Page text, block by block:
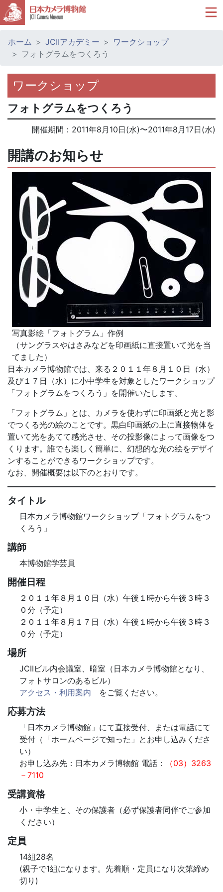
ホーム JCIIアカデミー
ワークショップ
フォトグラムをつくろう
ワークショップ
フォトグラムをつくろう
開催期間： 2011年8月10日(水)〜2011年8月17日(水)
開講のお知らせ
写真影絵「フォトグラム」作例
（サングラスやはさみなどを印画紙に直接置いて光を当
てました）
日本カメラ博物館では、来る２０１１年８月１０日（水）
及び１７日（水）に小中学生を対象としたワークショップ
「フォトグラムをつくろう」を開催いたします。
「フォトグラム」とは、カメラを使わずに印画紙と光と影
でつくる光の絵のことです。黒白印画紙の上に直接物体を
置いて光をあてて感光させ、その投影像によって画像をつ
くります。誰でも楽しく簡単に、幻想的な光の絵をデザイ
ンすることができるワークショップです。
なお、開催概要は以下のとおりです。
タイトル
日本カメラ博物館ワークショップ「フォトグラムをつ
くろう」
講師
本博物館学芸員
開催日程
２０１１年８月１０日（水）午後１時から午後３時３
０分（予定）
２０１１年８月１７日（水）午後１時から午後３時３
０分（予定）
場所
JCIIビル内会議室、暗室（日本カメラ博物館となり、
フォトサロンのあるビル）
アクセス・利用案内 をご覧ください。
応募方法
「日本カメラ博物館」にて直接受付、または電話にて
受付（「ホームページで知った」とお申し込みくださ
い）
お申し込み先：日本カメラ博物館 電話：
（03）3263
－7110
受講資格
小・中学生と、その保護者（必ず保護者同伴でご参加
ください）
定員
14組28名
(親子で1組になります。先着順・定員になり次第締め
切り)